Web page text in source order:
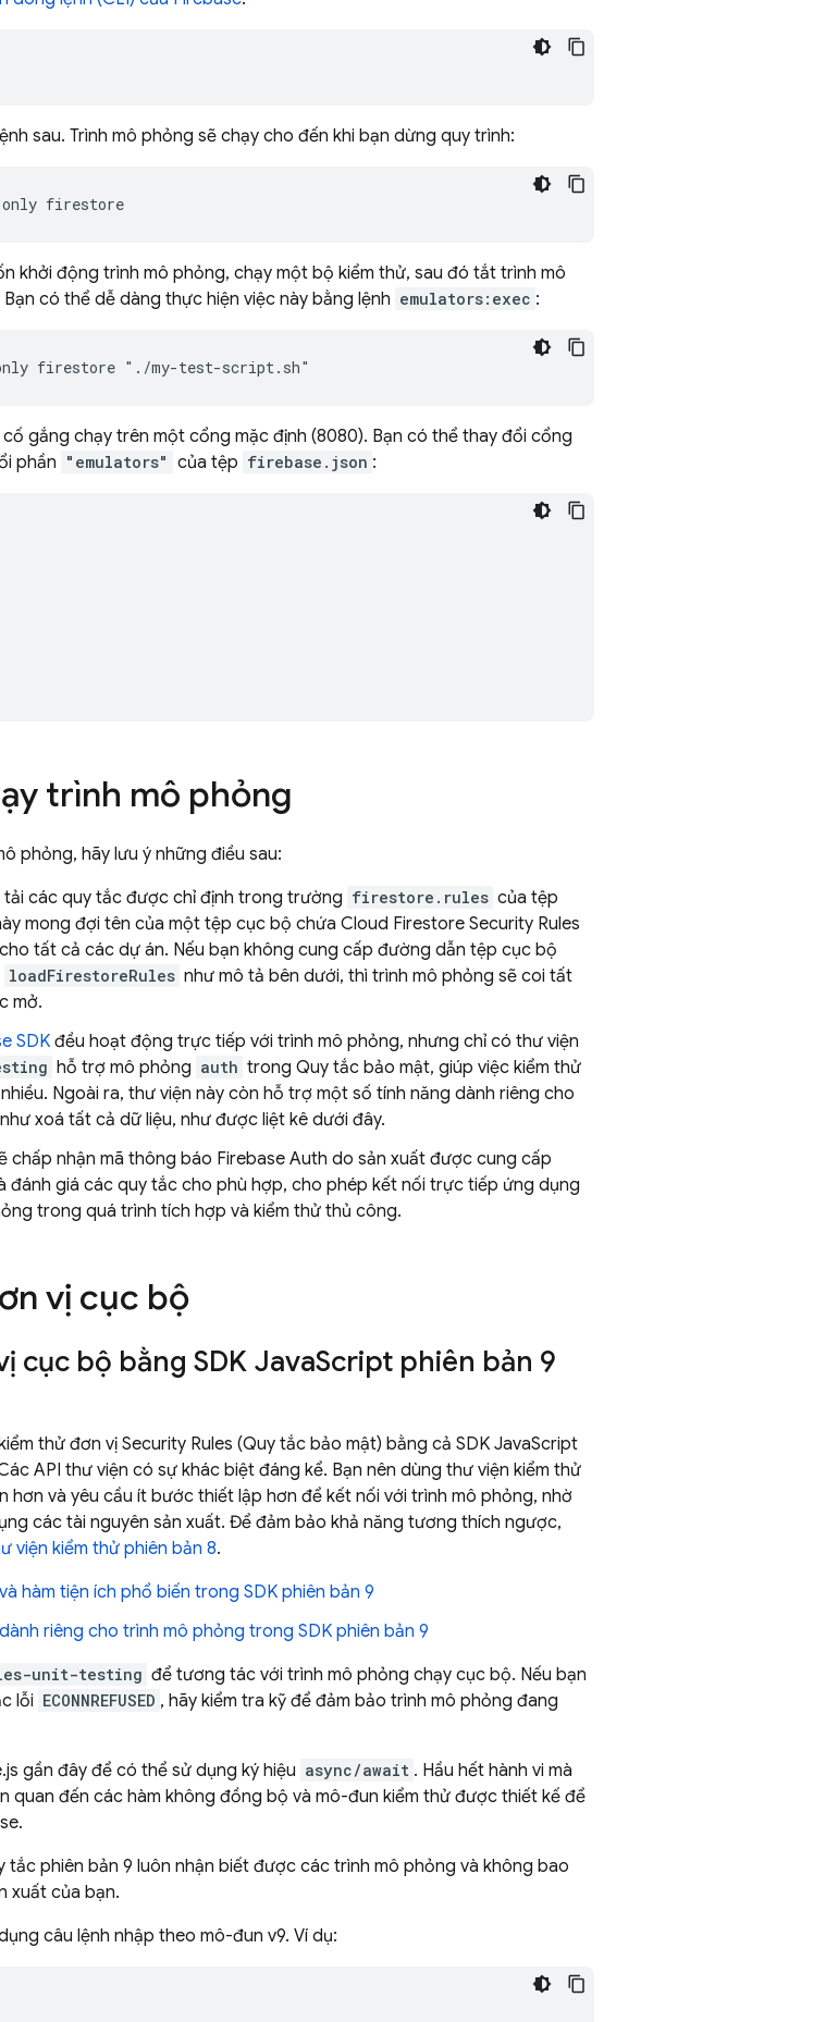
sau. Trình mô phỏng sẽ chạy cho đến khi bạn dừng quy trình:
firestore
khởi động trình mô phỏng, chạy một bộ kiểm thử, sau đó tắt trình mô
có thể dễ dàng thực hiện việc này bằng lệnh emulators:exec :
firestore "./my-test-script.sh"
gắng chạy trên một cổng mặc định (8080). Bạn có thể thay đổi cổng
phần "emulators" của tệp firebase.json :
trình mô phỏng
phỏng, hãy lưu ý những điều sau:
tải các quy tắc được chỉ định trong trường firestore.rules của tệp
mong đợi tên của một tệp cục bộ chứa Cloud Firestore Security Rules
tất cả các dự án. Nếu bạn không cung cấp đường dẫn tệp cục bộ
loadFirestoreRules như mô tả bên dưới, thì trình mô phỏng sẽ coi tất
mở.
SDKđều hoạt động trực tiếp với trình mô phỏng, nhưng chỉ có thư viện
hỗ trợ mô phỏng auth trong Quy tắc bảo mật, giúp việc kiểm thử
Ngoài ra, thư viện này còn hỗ trợ một số tính năng dành riêng cho
xoá tất cả dữ liệu, như được liệt kê dưới đây.
chấp nhận mã thông báo Firebase Auth do sản xuất được cung cấp
đánh giá các quy tắc cho phù hợp, cho phép kết nối trực tiếp ứng dụng
trong quá trình tích hợp và kiểm thử thủ công.
vị cục bộ
cục bộ bằng SDK JavaScript phiên bản 9
thử đơn vị Security Rules (Quy tắc bảo mật) bằng cả SDK JavaScript
API thư viện có sự khác biệt đáng kể. Bạn nên dùng thư viện kiểm thử
hơn và yêu cầu ít bước thiết lập hơn để kết nối với trình mô phỏng, nhờ
các tài nguyên sản xuất. Để đảm bảo khả năng tương thích ngược,
viện kiểm thử phiên bản 8.
hàm tiện ích phổ biến trong SDK phiên bản 9
riêng cho trình mô phỏng trong SDK phiên bản 9
unit-testing để tương tác với trình mô phỏng chạy cục bộ. Nếu bạn
lỗi ECONNREFUSED , hãy kiểm tra kỹ để đảm bảo trình mô phỏng đang
gần đây để có thể sử dụng ký hiệu async/await . Hầu hết hành vi mà
quan đến các hàm không đồng bộ và mô-đun kiểm thử được thiết kế để
tắc phiên bản 9 luôn nhận biết được các trình mô phỏng và không bao
xuất của bạn.
câu lệnh nhập theo mô-đun v9. Ví dụ: